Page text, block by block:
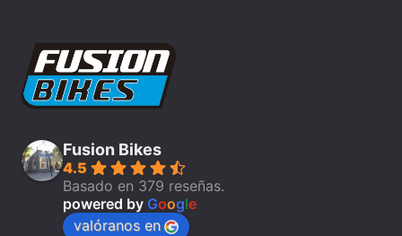
Fusion Bikes
4.5
Basado en 379 reseñas.
powered by Google
valóranos en